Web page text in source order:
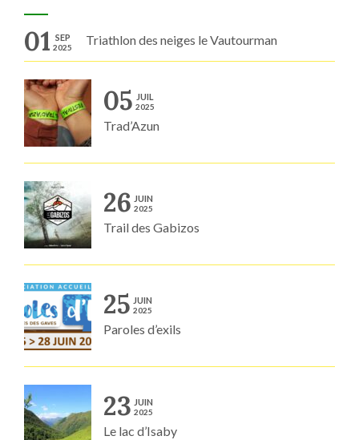
01 SEP
2025 Triathlon des neiges le Vautourman
05 JUIL
2025
Trad’Azun
26 JUIN
2025
Trail des Gabizos
25 JUIN
2025
Paroles d’exils
23 JUIN
2025
Le lac d’Isaby